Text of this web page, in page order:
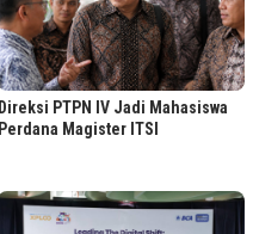
Direksi PTPN IV Jadi Mahasiswa
Perdana Magister ITSI